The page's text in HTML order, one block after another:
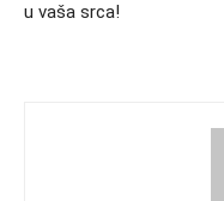
u vaša srca!